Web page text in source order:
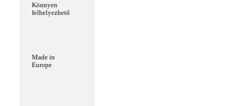
Könnyen
felhelyezhető
Made in
Europe